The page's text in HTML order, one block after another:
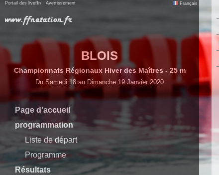
Portail des liveffn Avertissement Français
BLOIS
Championnats Régionaux Hiver des Maîtres - 25 m
Du Samedi 18 au Dimanche 19 Janvier 2020
Page d'accueil
programmation
Liste de départ
Programme
Résultats